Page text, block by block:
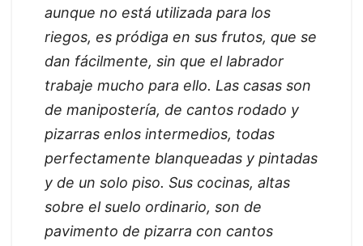
aunque no está utilizada para los
riegos, es pródiga en sus frutos, que se
dan fácilmente, sin que el labrador
trabaje mucho para ello. Las casas son
de manipostería, de cantos rodado y
pizarras enlos intermedios, todas
perfectamente blanqueadas y pintadas
y de un solo piso. Sus cocinas, altas
sobre el suelo ordinario, son de
pavimento de pizarra con cantos